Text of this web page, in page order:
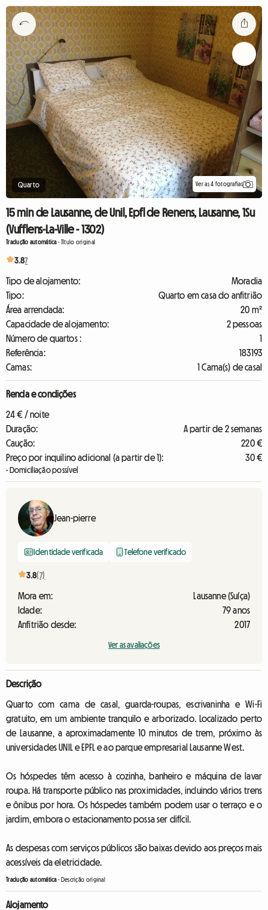
Quarto Ver as 4 fotografias
15 min de Lausanne, de Unil, Epfl de Renens, Lausanne, 1Su
(Vufflens-La-Ville - 1302)
Tradução automática-Título original
3.87
Tipo de alojamento:
Moradia
Tipo:
Quarto em casa do anfitrião
Área arrendada:
20 m²
Capacidade de alojamento:
2 pessoas
Número de quartos :
1
Referência:
183193
Camas:
1 Cama(s) de casal
Renda e condições
24 € / noite
Duração:
A partir de 2 semanas
Caução:
220 €
Preço por inquilino adicional (a partir de 1):
30 €
- Domiciliação possível
Jean-pierre
Identidade verificada Telefone verificado
3.8(7)
Mora em:
Lausanne (Suíça)
Idade:
79 anos
Anfitrião desde:
2017
Ver as avaliações
Descrição
Quarto com cama de casal, guarda-roupas, escrivaninha e Wi-Fi
gratuito, em um ambiente tranquilo e arborizado. Localizado perto
de Lausanne, a aproximadamente 10 minutos de trem, próximo às
universidades UNIL e EPFL e ao parque empresarial Lausanne West.
Os hóspedes têm acesso à cozinha, banheiro e máquina de lavar
roupa. Há transporte público nas proximidades, incluindo vários trens
e ônibus por hora. Os hóspedes também podem usar o terraço e o
jardim, embora o estacionamento possa ser difícil.
As despesas com serviços públicos são baixas devido aos preços mais
acessíveis da eletricidade.
Tradução automática- Descrição original
Alojamento